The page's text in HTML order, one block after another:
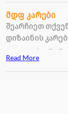
მდფ კარები
შეარჩიეთ
დიზაინის
კატეგორიაში
ზომის მდფ
Read More